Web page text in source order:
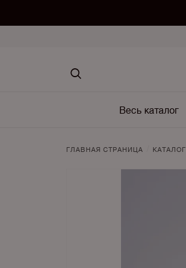
Весь каталог
ГЛАВНАЯ СТРАНИЦА КАТАЛОГ